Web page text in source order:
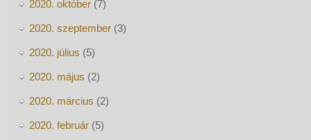
2020. október(7)
2020. szeptember(3)
2020. július (5)
2020. május (2)
2020. március (2)
2020. február(5)